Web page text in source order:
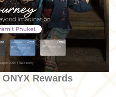
Rewards